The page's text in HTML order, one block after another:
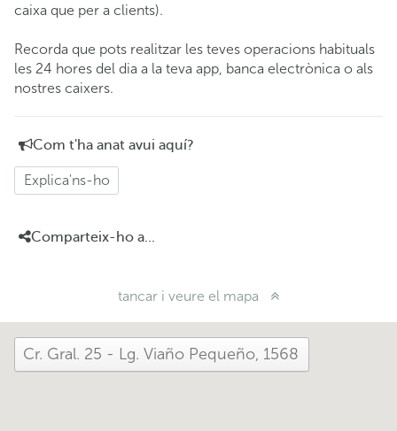
caixa que per a clients).
Recorda que pots realitzar les teves operacions habituals
les 24 hores del dia a la teva app, banca electrònica o als
nostres caixers.
Com t'ha anat avui aquí?
Explica'ns-ho
Comparteix-ho a...
tancar i veure el mapa